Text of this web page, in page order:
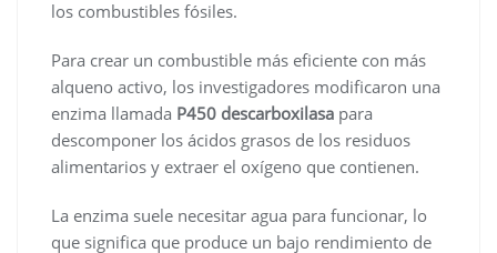
los combustibles fósiles.
Para crear un combustible más eficiente con más
alqueno activo, los investigadores modificaron una
enzima llamada P450 descarboxilasa para
descomponer los ácidos grasos de los residuos
alimentarios y extraer el oxígeno que contienen.
La enzima suele necesitar agua para funcionar, lo
que significa que produce un bajo rendimiento de